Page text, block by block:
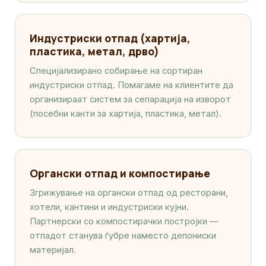
Индустриски отпад (хартија,
пластика, метал, дрво)
Специјализирано собирање на сортиран
индустриски отпад. Помагаме на клиентите да
организираат систем за сепарација на изворот
(посебни канти за хартија, пластика, метал).
Органски отпад и компостирање
Згрижување на органски отпад од ресторани,
хотели, кантини и индустриски кујни.
Партнерски со компостирачки постројки —
отпадот станува ѓубре наместо депониски
материјал.